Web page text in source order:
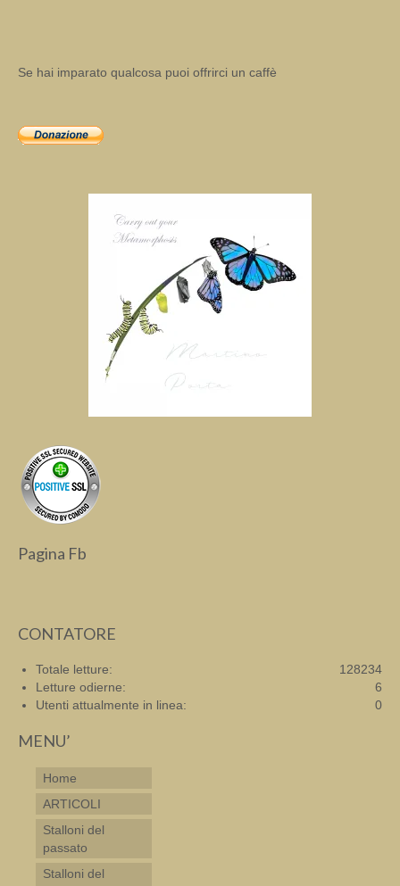
Se hai imparato qualcosa puoi offrirci un caffè
Pagina Fb
CONTATORE
128234
Totale letture:
6
Letture odierne:
0
Utenti attualmente in linea:
MENU’
Home
ARTICOLI
Stalloni del
passato
Stalloni del